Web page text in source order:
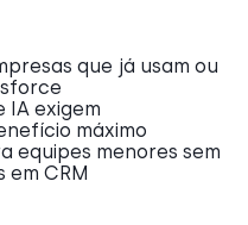
que já usam ou
IA exigem
máximo
equipes menores sem
CRM